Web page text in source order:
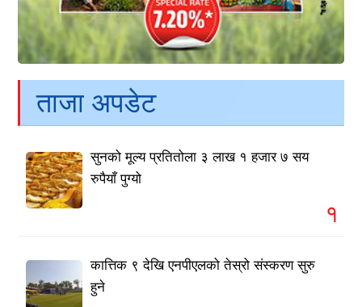
ताजा अपडेट
सुनको मूल्य प्रतितोला ३ लाख १ हजार ७ सय
रुपैयाँ पुग्यो
१
कात्तिक ९ देखि एनपीएलको तेस्रो संस्करण सुरु
हुने